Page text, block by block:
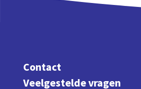
Contact
Veelgestelde vragen